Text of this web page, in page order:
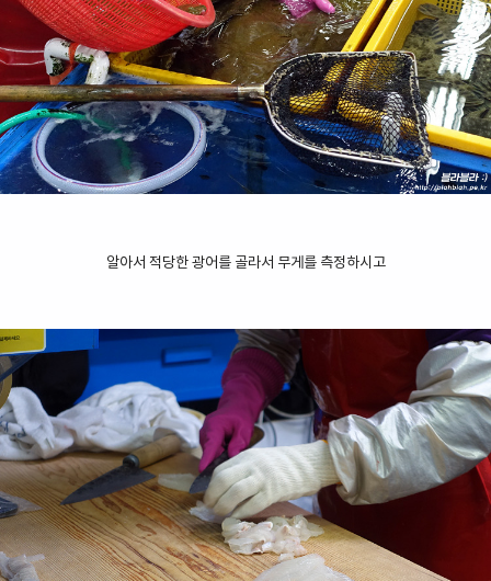
알아서 적당한 광어를 골라서 무게를 측정하시고